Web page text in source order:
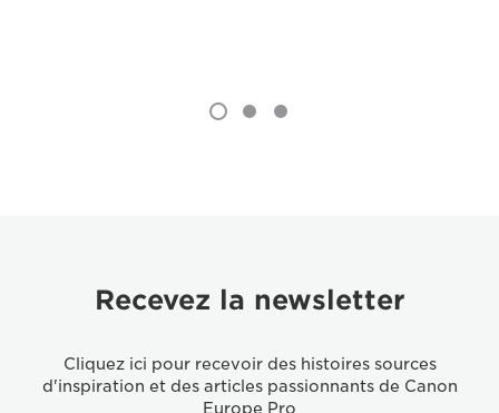
Recevez la newsletter
Cliquez ici pour recevoir des histoires sources
d'inspiration et des articles passionnants de Canon
Europe Pro